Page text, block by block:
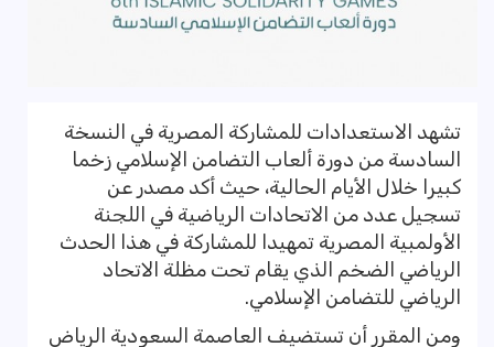
تشهد الاستعدادات للمشاركة المصرية في النسخة
السادسة من دورة ألعاب التضامن الإسلامي زخما
كبيرا خلال الأيام الحالية، حيث أكد مصدر عن
تسجيل عدد من الاتحادات الرياضية في اللجنة
الأولمبية المصرية تمهيدا للمشاركة في هذا الحدث
الرياضي الضخم الذي يقام تحت مظلة الاتحاد
الرياضي للتضامن الإسلامي.
ومن المقرر أن تستضيف العاصمة السعودية الرياض